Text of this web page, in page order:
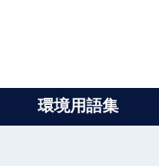
環境用語集